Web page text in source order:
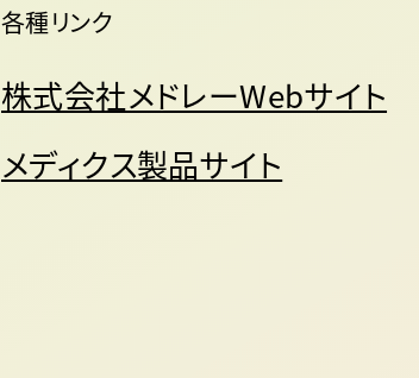
各種リンク
株式会社メドレーWebサイト
メディクス製品サイト